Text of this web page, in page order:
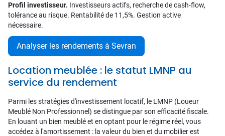
Profil investisseur. Investisseurs actifs, recherche de cash-flow,
tolérance au risque. Rentabilité de 11,5%. Gestion active
nécessaire.
Analyser les rendements à Sevran
Location meublée : le statut LMNP au
service du rendement
Parmi les stratégies d'investissement locatif, le LMNP (Loueur
Meublé Non Professionnel) se distingue par son efficacité fiscale.
En louant un bien meublé et en optant pour le régime réel, vous
accédez à l'amortissement : la valeur du bien et du mobilier est